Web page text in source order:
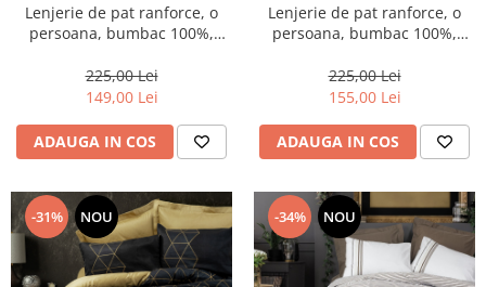
Lenjerie de pat ranforce, o
persoana, bumbac 100%,
Cream
225,00 Lei
149,00 Lei
ADAUGA IN COS
Lenjerie de pat ranforce, o
persoana, bumbac 100%,
225,00 Lei
155,00 Lei
ADAUGA IN COS
-31% NOU -34% NOU